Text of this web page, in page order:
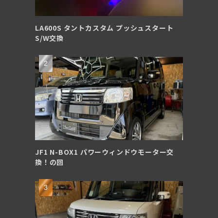
LA600S タントカスタム プッシュスタート
S/W交換
JF1 N-BOX1 パワーウィンドウモーター交
換！の回